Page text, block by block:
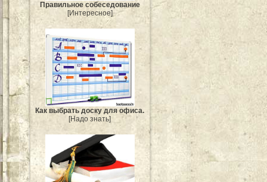
Правильное собеседование
[Интересное]
Как выбрать доску для офиса.
[Надо знать]